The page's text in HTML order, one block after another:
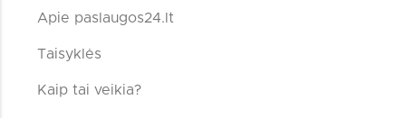
Apie paslaugos24.lt
Taisyklės
Kaip tai veikia?